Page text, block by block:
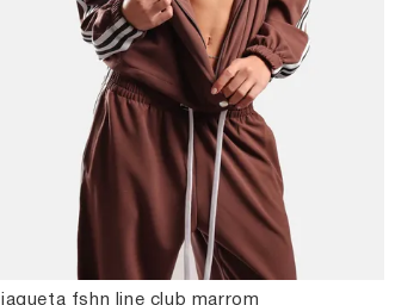
jaqueta fshn line club marrom